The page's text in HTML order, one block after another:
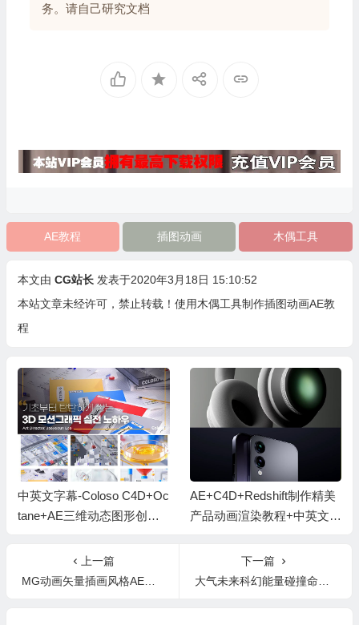
务。请自己研究文档
AE教程 插图动画 木偶工具
本文由 CG站长 发表于2020年3月18日 15:10:52
本站文章未经许可，禁止转载！ 使用木偶工具制作插图动画AE教
程
中英文字幕-Coloso C4D+Oc
tane+AE三维动态图形创意
AE+C4D+Redshift制作精美
产品动画渲染教程+中英文字
上一篇
MG动画矢量插画风格AE基础教程
下一篇
大气未来科幻能量碰撞命中突变气氛渲染无损音效